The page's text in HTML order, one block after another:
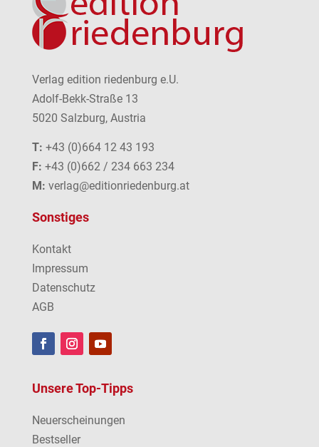
Verlag edition riedenburg e.U.
Adolf-Bekk-Straße 13
5020 Salzburg, Austria
T: +43 (0)664 12 43 193
F: +43 (0)662 / 234 663 234
M: verlag@editionriedenburg.at
Sonstiges
Kontakt
Impressum
Datenschutz
AGB
Unsere Top-Tipps
Neuerscheinungen
Bestseller